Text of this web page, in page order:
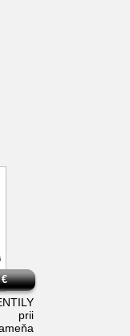
prii